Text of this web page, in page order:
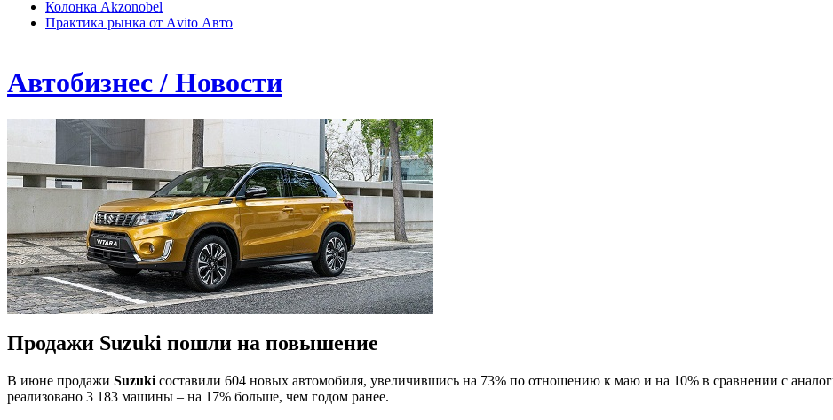
Колонка Akzonobel
Практика рынка от Аvito Авто
Автобизнес / Новости
Продажи Suzuki пошли на повышение
В июне продажи Suzuki составили 604 новых автомобиля, увеличившись на 73% по отношению к маю и на 10% в сравнении с
реализовано 3 183 машины – на 17% больше, чем годом ранее.